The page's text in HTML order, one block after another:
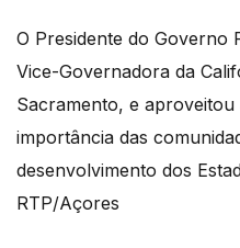
O Presidente do Governo
Vice-Governadora da
Sacramento, e
importância das
desenvolvimento dos
RTP/Açores